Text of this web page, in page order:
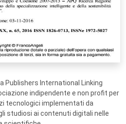
Publishers International Linking
indipendente e non profit per
tecnologici implementati da
studiosi ai contenuti digitali nelle